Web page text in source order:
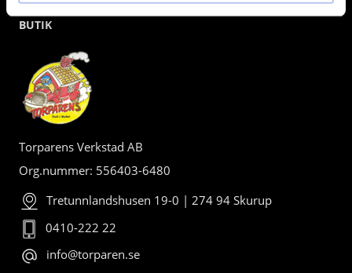
BUTIK
Torparens Verkstad AB
Org.nummer: 556403-6480
Tretunnlandshusen 19-0 | 274 94 Skurup
0410-222 22
info@torparen.se